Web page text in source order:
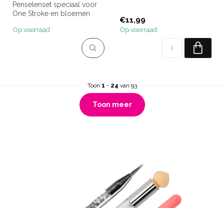
Penselenset speciaal voor
One Stroke en bloemen
Op voorraad
€11,99
Op voorraad
Toon 1 - 24 van 93
Toon meer